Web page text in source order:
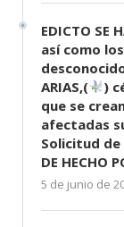
EDICTO SE
así como
ARIAS,(
)
que se
afectadas
Solicitud de
DE HECHO
5 de junio de